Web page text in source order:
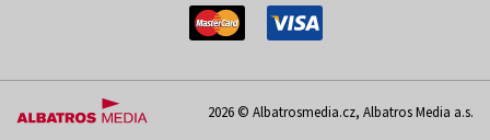
2026 © Albatrosmedia.cz, Albatros Media a.s.